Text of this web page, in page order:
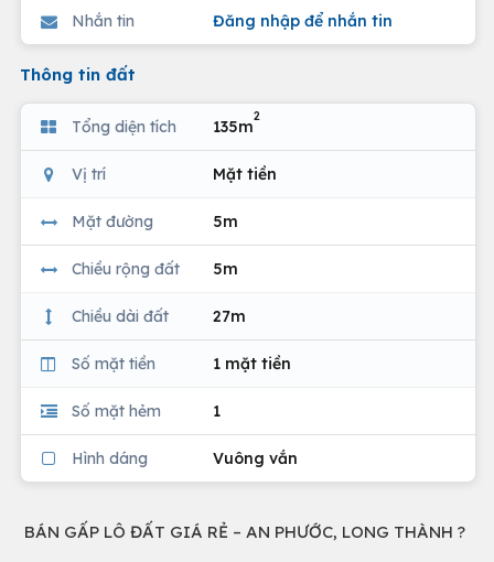
Nhắn tin Đăng nhập để nhắn tin
Thông tin đất
Tổng diện tích 135m
2
Vị trí Mặt tiền
Mặt đường 5m
Chiều rộng đất 5m
Chiều dài đất 27m
Số mặt tiền 1 mặt tiền
Số mặt hẻm 1
Hình dáng Vuông vắn
BÁN GẤP LÔ ĐẤT GIÁ RẺ – AN PHƯỚC, LONG THÀNH ?